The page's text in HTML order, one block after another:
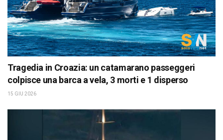
Tragedia in Croazia: un catamarano passeggeri
colpisce una barca a vela, 3 morti e 1 disperso
15 GIU 2026